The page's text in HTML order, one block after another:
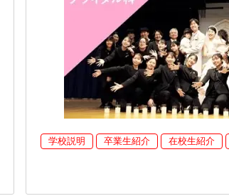
学校説明 卒業生紹介 在校生紹介